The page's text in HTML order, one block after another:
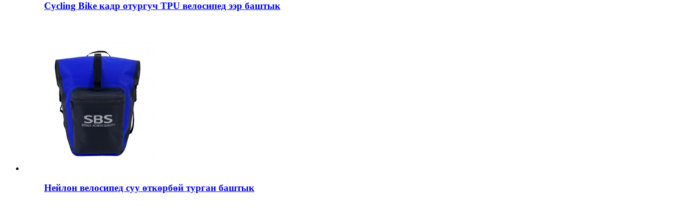
Cycling Bike кадр отургуч TPU велосипед ээр баштык
Нейлон велосипед суу өткөрбөй турган баштык